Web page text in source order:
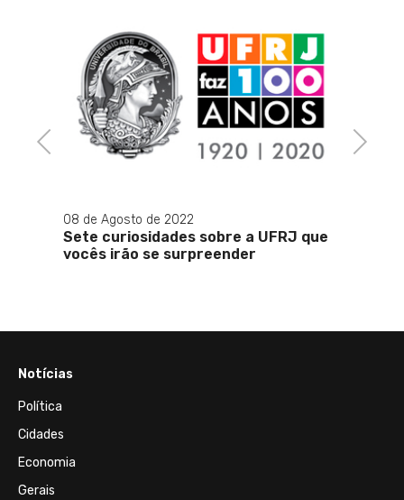
Previous
08 de Agosto de 2022
Sete curiosidades sobre a UFRJ que
vocês irão se surpreender
Next
Notícias
Política
Cidades
Economia
Gerais